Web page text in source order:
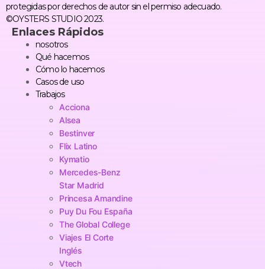
protegidas por derechos de autor sin el permiso adecuado.
©OYSTERS STUDIO 2023.
Enlaces Rápidos
nosotros
Qué hacemos
Cómo lo hacemos
Casos de uso
Trabajos
Acciona
Alsea
Bestinver
Flix Latino
Kymatio
Mercedes-Benz
Star Madrid
Princesa Amandine
Puy Du Fou España
The Global College
Viajes El Corte
Inglés
Vtech